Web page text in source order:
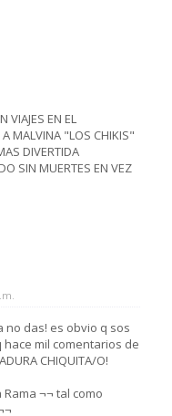
VIAJES EN EL
A MALVINA "LOS CHIKIS"
DIVERTIDA
SIN MUERTES EN VEZ
no das! es obvio q sos
mil comentarios de
CHIQUITA/O!
¬¬ tal como